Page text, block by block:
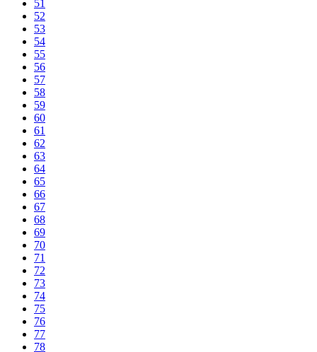
51
52
53
54
55
56
57
58
59
60
61
62
63
64
65
66
67
68
69
70
71
72
73
74
75
76
77
78